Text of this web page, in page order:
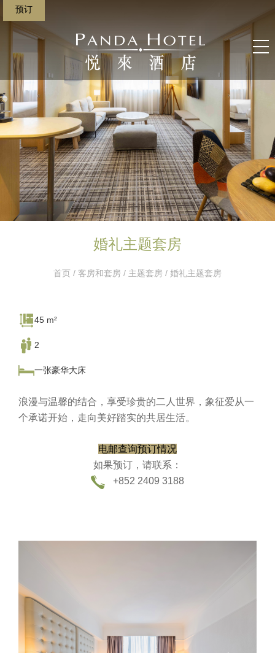
预订
婚礼主题套房
首页 / 客房和套房 / 主题套房 / 婚礼主题套房
45 m²
2
一张豪华大床
浪漫与温馨的结合，享受珍贵的二人世界，象征爱从一
个承诺开始，走向美好踏实的共居生活。
电邮查询预订情况
如果预订，请联系：
+852 2409 3188